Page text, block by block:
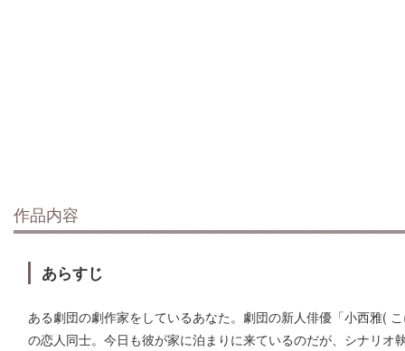
作品内容
あらすじ
ある劇団の劇作家をしているあなた。劇団の新人俳優「小西雅(
の恋人同士。今日も彼が家に泊まりに来ているのだが、シナリオ